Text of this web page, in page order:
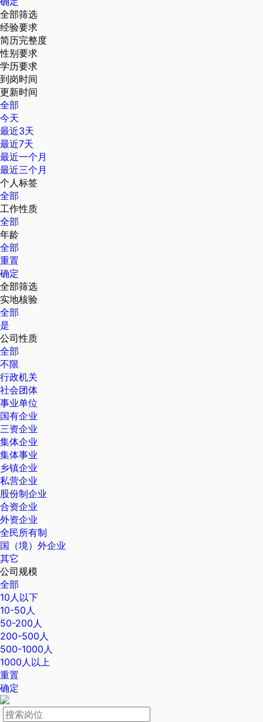
全部筛选
经验要求
简历完整度
性别要求
学历要求
到岗时间
更新时间
全部
今天
最近3天
最近7天
最近一个月
最近三个月
个人标签
全部
工作性质
全部
年龄
全部
重置
确定
全部筛选
实地核验
全部
是
公司性质
全部
不限
行政机关
社会团体
事业单位
国有企业
三资企业
集体企业
集体事业
乡镇企业
私营企业
股份制企业
合资企业
外资企业
全民所有制
国（境）外企业
其它
公司规模
全部
10人以下
10-50人
50-200人
200-500人
500-1000人
1000人以上
重置
确定